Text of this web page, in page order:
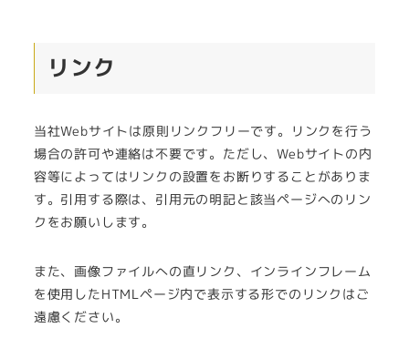
リンク
当社Webサイトは原則リンクフリーです。リンクを行う
場合の許可や連絡は不要です。ただし、Webサイトの内
容等によってはリンクの設置をお断りすることがありま
す。引用する際は、引用元の明記と該当ページへのリン
クをお願いします。
また、画像ファイルへの直リンク、インラインフレーム
を使用したHTMLページ内で表示する形でのリンクはご
遠慮ください。